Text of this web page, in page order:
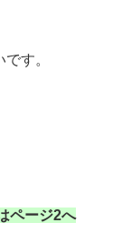
す。
ページ2へ